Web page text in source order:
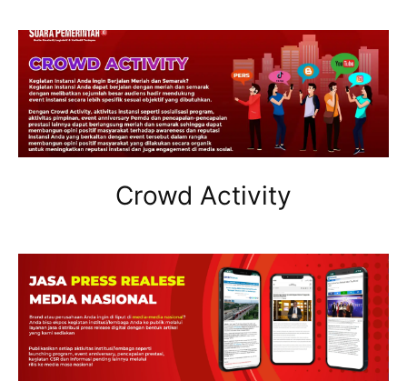
Crowd Activity